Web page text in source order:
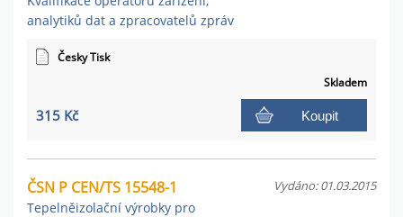
analytiků dat a zpracovatelů zpráv
Česky Tisk
Skladem
315 Kč Koupit
ČSN P CEN/TS 15548-1
Tepelněizolační výrobky pro
Vydáno: 01.03.2015